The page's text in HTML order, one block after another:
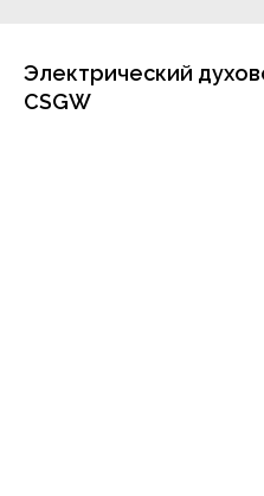
Электрический
CSGW